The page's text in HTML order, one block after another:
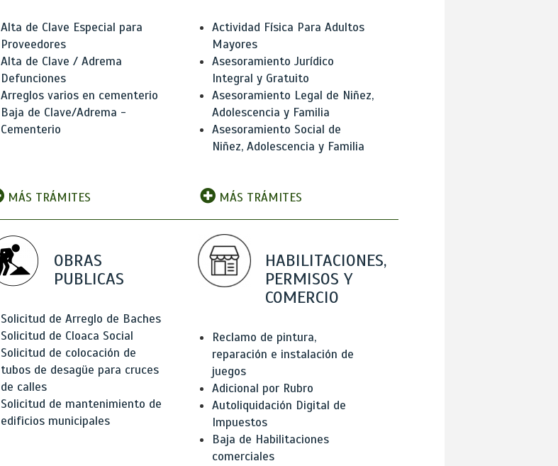
Alta de Clave Especial para
Proveedores
Alta de Clave / Adrema
Defunciones
Arreglos varios en cementerio
Baja de Clave/Adrema -
Cementerio
MÁS TRÁMITES
Actividad Física Para Adultos
Mayores
Asesoramiento Jurídico
Integral y Gratuito
Asesoramiento Legal de Niñez,
Adolescencia y Familia
Asesoramiento Social de
Niñez, Adolescencia y Familia
MÁS TRÁMITES
OBRAS
PUBLICAS
Solicitud de Arreglo de Baches
Solicitud de Cloaca Social
Solicitud de colocación de
tubos de desagüe para cruces
de calles
Solicitud de mantenimiento de
edificios municipales
HABILITACIONES,
PERMISOS Y
COMERCIO
Reclamo de pintura,
reparación e instalación de
juegos
Adicional por Rubro
Autoliquidación Digital de
Impuestos
Baja de Habilitaciones
comerciales